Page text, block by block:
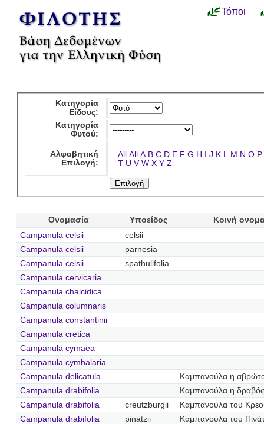
Τόποι
Κατηγορία
Είδους:
Κατηγορία
Φυτού:
Αλφαβητική
Επιλογή:
All All A B C D E F G H I J K L M N O P
T U V W X Y Z
Ονομασία Υποείδος
Κοινή
Campanula celsii
celsii
Campanula celsii
parnesia
Campanula celsii
spathulifolia
Campanula cervicaria
Campanula chalcidica
Campanula columnaris
Campanula constantinii
Campanula cretica
Campanula cymaea
Campanula cymbalaria
Campanula delicatula
Καμπανούλα η
Campanula drabifolia
Καμπανούλα η
Campanula drabifolia
creutzburgii
Καμπανούλα του
Campanula drabifolia
pinatzii
Καμπανούλα του